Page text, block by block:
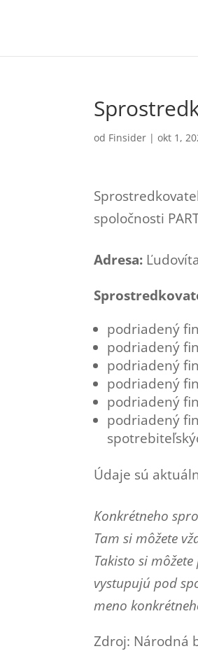
od Finsider |okt 1,
spoločnosti
Adresa:
podriadený
podriadený
podriadený
podriadený
podriadený
podriadený
Údaje sú
Konkrétneho
Tam si môžete
Takisto si
vystupujú pod
meno
Zdroj: Národná